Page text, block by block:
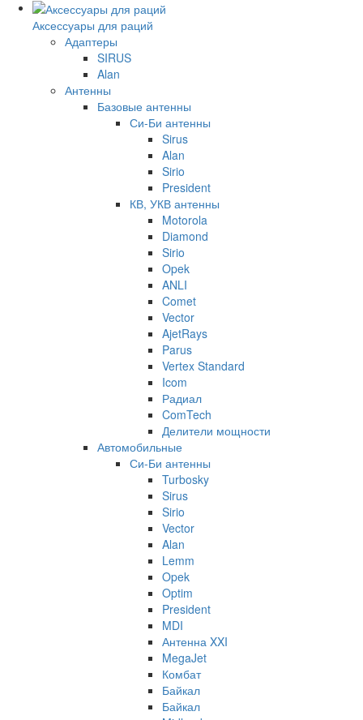
Аксессуары для раций
Адаптеры
SIRUS
Alan
Антенны
Базовые антенны
Си-Би антенны
Sirus
Alan
Sirio
President
КВ, УКВ антенны
Motorola
Diamond
Sirio
Opek
ANLI
Comet
Vector
AjetRays
Parus
Vertex Standard
Icom
Радиал
ComTech
Делители мощности
Автомобильные
Си-Би антенны
Turbosky
Sirus
Sirio
Vector
Alan
Lemm
Opek
Optim
President
MDI
Антенна XXI
MegaJet
Комбат
Байкал
Байкал